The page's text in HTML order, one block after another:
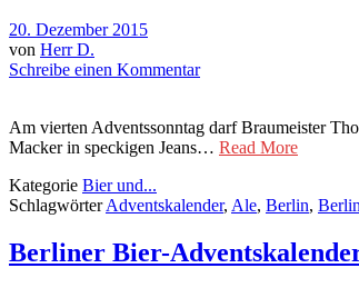
20. Dezember 2015
von Herr D.
Schreibe einen Kommentar
Am vierten Adventssonntag darf Braumeister
Macker in speckigen Jeans… Read More
Kategorie Bier und...
SchlagwörterAdventskalender, Ale, Berlin,
Berliner Bier-